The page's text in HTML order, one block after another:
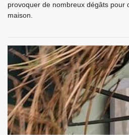
provoquer de nombreux dégâts pour
maison.